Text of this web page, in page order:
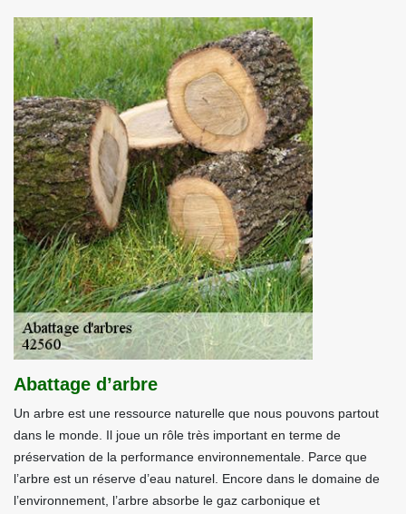
Abattage d’arbre
Un arbre est une ressource naturelle que nous pouvons partout
dans le monde. Il joue un rôle très important en terme de
préservation de la performance environnementale. Parce que
l’arbre est un réserve d’eau naturel. Encore dans le domaine de
l’environnement, l’arbre absorbe le gaz carbonique et